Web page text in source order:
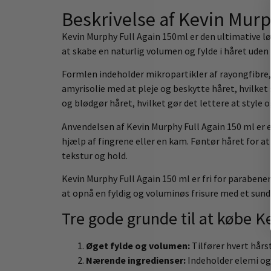
Beskrivelse af Kevin
Kevin Murphy Full Again 150ml er den
at skabe en naturlig volumen og fylde i håret
Formlen indeholder mikropartikler af
amyrisolie med at pleje og beskytte håret,
og blødgør håret, hvilket gør det lettere at style
Anvendelsen af Kevin Murphy Full Again 150 ml
hjælp af fingrene eller en kam. Føntør håret for
tekstur og hold.
Kevin Murphy Full Again 150 ml er fri for
at opnå en fyldig og voluminøs frisure med et
Tre gode grunde til at købe
Øget fylde og volumen: Tilfører hvert
Nærende ingredienser: Indeholder elemi